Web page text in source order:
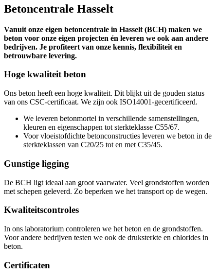
Betoncentrale Hasselt
Vanuit onze eigen betoncentrale in Hasselt (BCH) maken we
beton voor onze eigen projecten én leveren we ook aan andere
bedrijven. Je profiteert van onze kennis, flexibiliteit en
betrouwbare levering.
Hoge kwaliteit beton
Ons beton heeft een hoge kwaliteit. Dit blijkt uit de gouden status
van ons CSC-certificaat. We zijn ook ISO14001-gecertificeerd.
We leveren betonmortel in verschillende samenstellingen,
kleuren en eigenschappen tot sterkteklasse C55/67.
Voor vloeistofdichte betonconstructies leveren we beton in de
sterkteklassen van C20/25 tot en met C35/45.
Gunstige ligging
De BCH ligt ideaal aan groot vaarwater. Veel grondstoffen worden
met schepen geleverd. Zo beperken we het transport op de wegen.
Kwaliteitscontroles
In ons laboratorium controleren we het beton en de grondstoffen.
Voor andere bedrijven testen we ook de druksterkte en chlorides in
beton.
Certificaten